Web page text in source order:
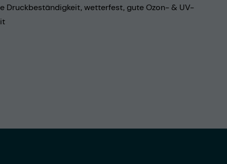
Druckbeständigkeit, wetterfest, gute Ozon- & UV-